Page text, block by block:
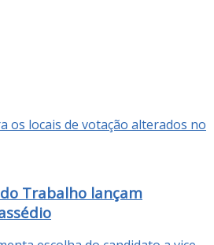
Trabalho lançam